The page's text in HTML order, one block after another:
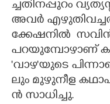
ച്ച​തി​ന​പ്പു​റം​
അ​വ​ർ​
ക്കേ​ഷ​നി​ൽ
​പ​റ​യു​മ്പോ​ഴാ​ണ്
​'വാ​ഴ"​യു​ടെ​
ലും​ ​മു​ഴു​നീ​ള​
ൻ​ ​സാ​ധി​ച്ചു.